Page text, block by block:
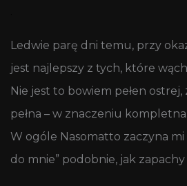
Ledwie parę dni temu, przy
jest najlepszy z tych, które
Nie jest to bowiem pełen
pełna – w znaczeniu kompletna.
W ogóle Nasomatto zaczyna
do mnie” podobnie, jak